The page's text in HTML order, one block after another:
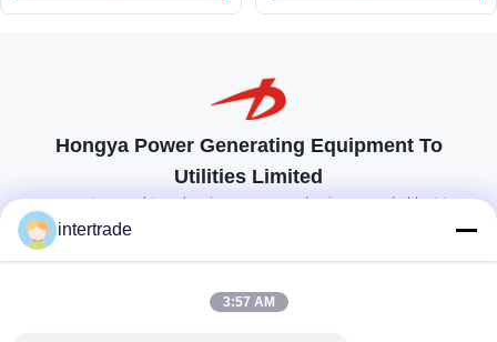
Hongya Power Generating Equipment To
Utilities Limited
op maat gemaakte oplossingen om aan de eisen van de klant te
intertrade
3:57 AM